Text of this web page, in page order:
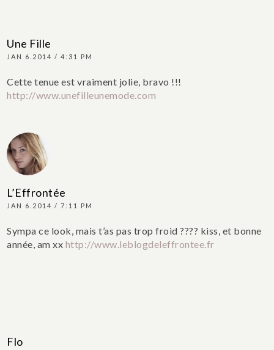
Une Fille
JAN 6.2014 / 4:31 PM
Cette tenue est vraiment jolie, bravo !!!
http://www.unefilleunemode.com
L’Effrontée
JAN 6.2014 / 7:11 PM
Sympa ce look, mais t’as pas trop froid ???? kiss, et bonne
année, am xx http://www.leblogdeleffrontee.fr
Flo